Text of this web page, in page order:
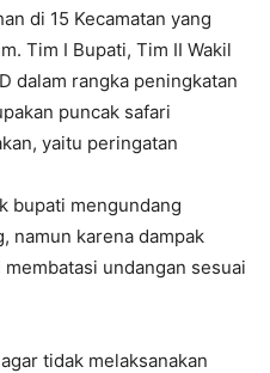
di 15 Kecamatan yang
Tim I Bupati, Tim II Wakil
dalam rangka peningkatan
puncak safari
yaitu peringatan
bupati mengundang
namun karena dampak
undangan sesuai
tidak melaksanakan